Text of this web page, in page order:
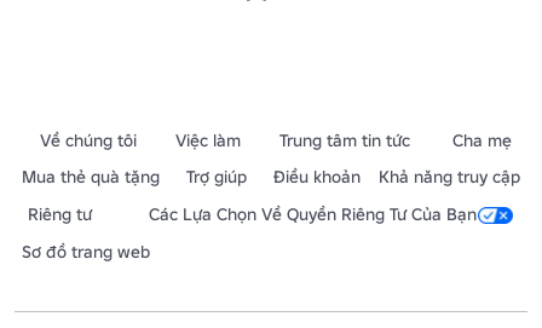
Về chúng tôi Việc làm Trung tâm tin tức
Cha mẹ
Mua thẻ quà tặng
Trợ giúp Điều khoản
Khả năng truy cập
Riêng tư
Các Lựa Chọn Về Quyền Riêng Tư Của Bạn
Sơ đồ trang web